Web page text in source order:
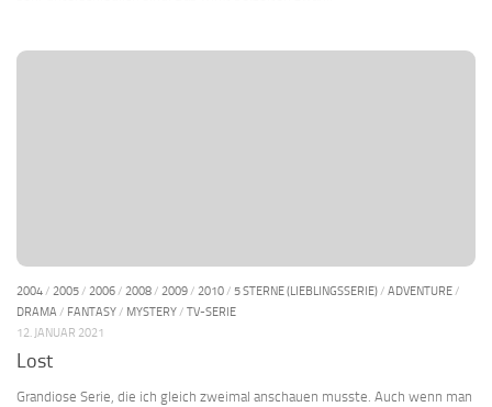
2004 / 2005 / 2006 / 2008 / 2009 / 2010 / 5 STERNE (LIEBLINGSSERIE) / ADVENTURE /
DRAMA / FANTASY / MYSTERY / TV-SERIE
12. JANUAR 2021
Lost
Grandiose Serie, die ich gleich zweimal anschauen musste. Auch wenn man